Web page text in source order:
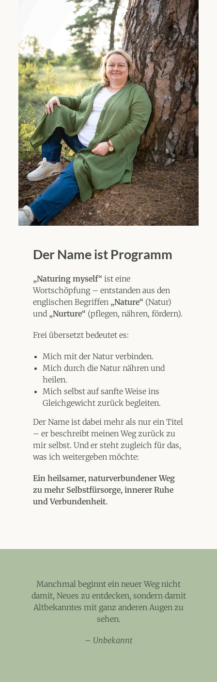
Der Name ist Programm
„Naturing myself“ ist eine
Wortschöpfung – entstanden aus den
englischen Begriffen „Nature“ (Natur)
und „Nurture“ (pflegen, nähren, fördern).
Frei übersetzt bedeutet es:
Mich mit der Natur verbinden.
Mich durch die Natur nähren und
heilen.
Mich selbst auf sanfte Weise ins
Gleichgewicht zurück begleiten.
Der Name ist dabei mehr als nur ein Titel
– er beschreibt meinen Weg zurück zu
mir selbst. Und er steht zugleich für das,
was ich weitergeben möchte:
Ein heilsamer, naturverbundener Weg
zu mehr Selbstfürsorge, innerer Ruhe
und Verbundenheit.
Manchmal beginnt ein neuer Weg nicht
damit, Neues zu entdecken, sondern damit
Altbekanntes mit ganz anderen Augen zu
sehen.
– Unbekannt